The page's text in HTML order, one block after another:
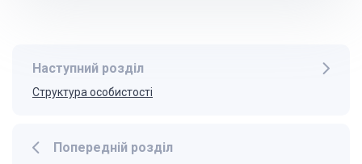
Попередній розділ
Наступний розділ
Структура особистості